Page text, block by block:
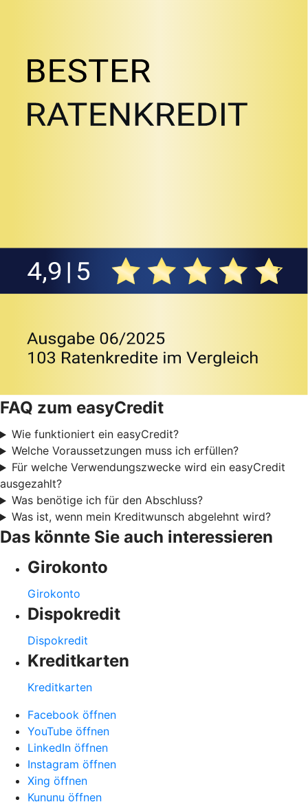
FAQ zum easyCredit
Wie funktioniert ein easyCredit?
Welche Voraussetzungen muss ich erfüllen?
Für welche Verwendungszwecke wird ein easyCredit
ausgezahlt?
Was benötige ich für den Abschluss?
Was ist, wenn mein Kreditwunsch abgelehnt wird?
Das könnte Sie auch interessieren
Girokonto
Girokonto
Dispokredit
Dispokredit
Kreditkarten
Kreditkarten
Facebook öffnen
YouTube öffnen
LinkedIn öffnen
Instagram öffnen
Xing öffnen
Kununu öffnen